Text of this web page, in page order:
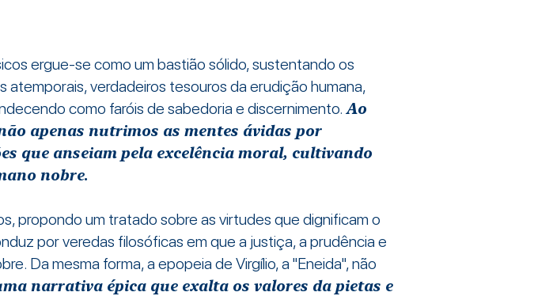
ergue-se como um bastião sólido, sustentando os
verdadeiros tesouros da erudição humana,
como faróis de sabedoria e discernimento. Ao
apenas nutrimos as mentes ávidas por
que anseiam pela excelência moral, cultivando
nobre.
propondo um tratado sobre as virtudes que dignificam o
por veredas filosóficas em que a justiça, a prudência e
Da mesma forma, a epopeia de Virgílio, a "Eneida", não
narrativa épica que exalta os valores da pietas e